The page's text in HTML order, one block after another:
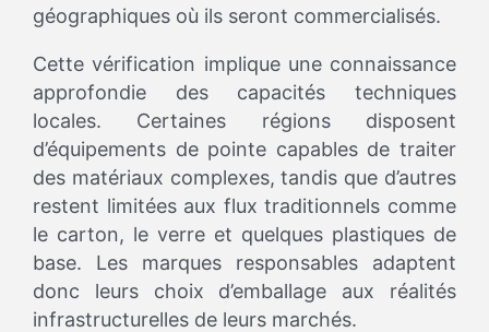
géographiques où ils seront commercialisés.
Cette vérification implique une connaissance
approfondie des capacités techniques
locales. Certaines régions disposent
d’équipements de pointe capables de traiter
des matériaux complexes, tandis que d’autres
restent limitées aux flux traditionnels comme
le carton, le verre et quelques plastiques de
base. Les marques responsables adaptent
donc leurs choix d’emballage aux réalités
infrastructurelles de leurs marchés.